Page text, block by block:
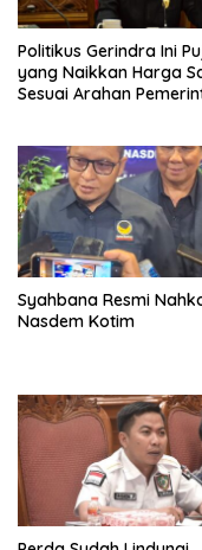
Politikus Gerindra Ini
yang Naikkan Harga
Sesuai Arahan
Syahbana Resmi
Nasdem Kotim